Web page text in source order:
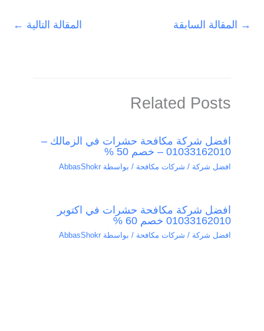
→ المقالة السابقة المقالة التالية ←
Related Posts
افضل شركة مكافحة حشرات في الزمالك –
01033162010 – خصم 50 %
افضل شركة / شركات مكافحة / بواسطة AbbasShokr
افضل شركة مكافحة حشرات في اكتوبر
01033162010 خصم 60 %
افضل شركة / شركات مكافحة / بواسطة AbbasShokr